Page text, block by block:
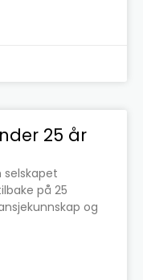
25 år
selskapet
på 25
og